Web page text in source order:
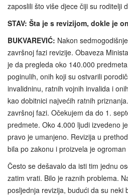
zaposlili što više djece čiji su roditelji
STAV: Šta je s revizijom, dokle je
BUKVAREVIĆ: Nakon
završnoj fazi revizije. Obaveza
je da pregleda oko 140.000
poginulih, onih koji su ostvarili
invalidninu, ratnih vojnih invalida i
kao dobitnici najvećih ratnih
završnoj fazi. Očekujem da do 1.
predmete. Oko 4.000 ljudi izvedeno
pravo je umanjeno. Revizija u
bila po zakonu i proizvela je
Često se dešavalo da isti tim jednu
zatim vrati. Bilo je raznih problema.
posljednja revizija, budući da su neki